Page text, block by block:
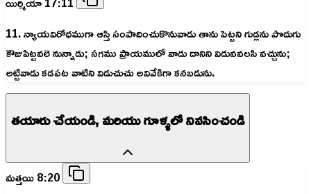
11. న్యాయవిరోధముగా ఆస్తి సంపాదించుకొనువాడు తాను పెట్టని గుడ్లను పొదుగు
కౌజుపిట్టవలె నున్నాడు; సగము ప్రాయములో వాడు దానిని విడువవలసి వచ్చును;
అట్టివాడు కడపట వాటిని విడుచుచు అవివేకిగా కనబడును.
తయారు చేయండి, మరియు గూళ్ళలో నివసించండి
మత్తయి 8:20